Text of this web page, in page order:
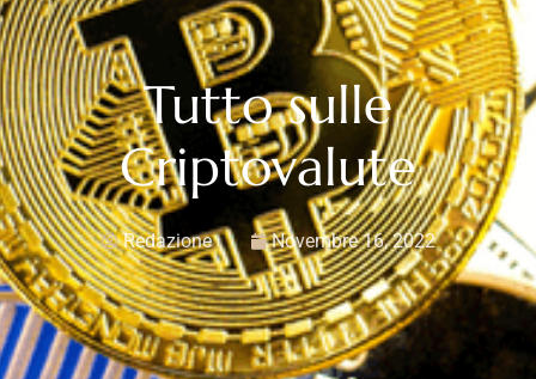
Tutto sulle
Criptovalute
Redazione Novembre 16, 2022